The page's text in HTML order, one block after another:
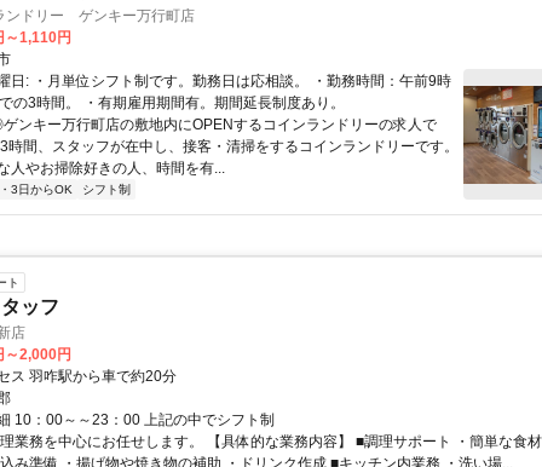
ンドリー ゲンキー万行町店
1,110円
日: ・月単位シフト制です。勤務日は応相談。 ・勤務時間：午前9時
の3時間。 ・有期雇用期間有。期間延長制度あり。
ンキー万行町店の敷地内にOPENするコインランドリーの求人で
時間、スタッフが在中し、接客・清掃をするコインランドリーです。
人やお掃除好きの人、時間を有...
3日からOK シフト制
ト
ッフ
店
2,000円
ス 羽咋駅から車で約20分
10：00～～23：00 上記の中でシフト制
業務を中心にお任せします。 【具体的な業務内容】 ■調理サポート ・簡単な食
み準備 ・揚げ物や焼き物の補助 ・ドリンク作成 ■キッチン内業務 ・洗い場...